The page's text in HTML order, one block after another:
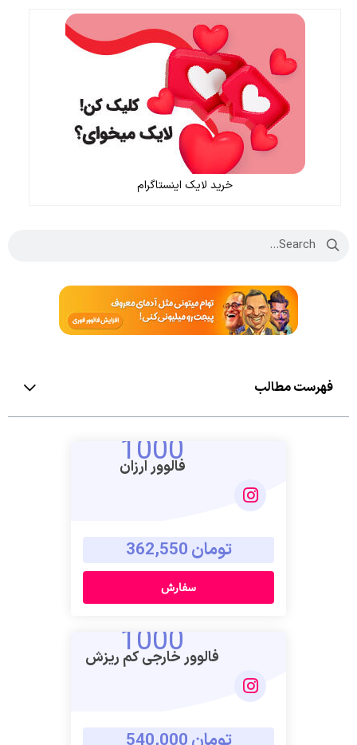
خرید لایک اینستاگرام
فهرست مطالب
1000
فالوور ارزان
تومان 362,550
سفارش
1000
فالوور خارجی کم ریزش